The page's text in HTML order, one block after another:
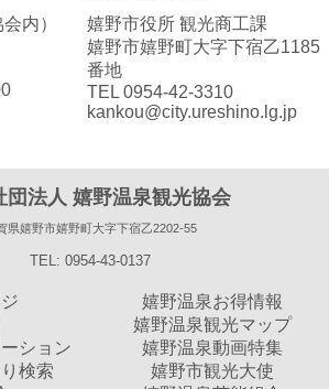
内）
嬉野市役所 観光商工課
嬉野市嬉野町大字下宿乙1185
番地
TEL 0954-42-3310
kankou@city.ureshino.lg.jp
団法人 嬉野温泉観光協会
県嬉野市嬉野町大字下宿乙2202-55
TEL: 0954-43-0137
ション
検索
嬉野温泉お得情報
嬉野温泉観光マップ
嬉野温泉動画特集
嬉野市観光大使